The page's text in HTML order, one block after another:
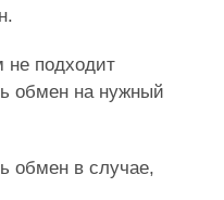
подходит
обмен на нужный
обмен в случае,